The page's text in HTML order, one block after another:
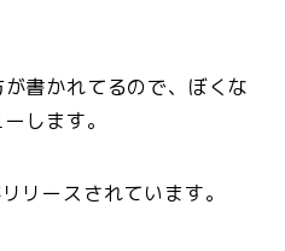
書かれてるので、ぼくな
します。
ースされています。